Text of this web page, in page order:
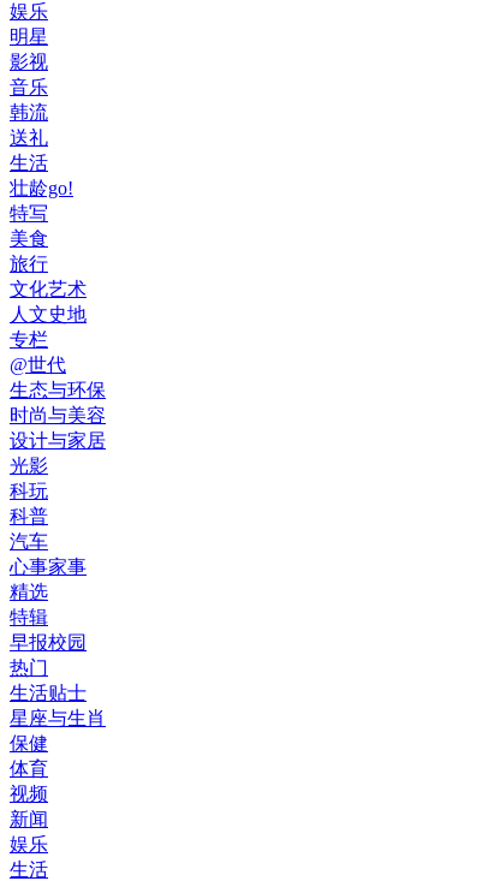
娱乐
明星
影视
音乐
韩流
送礼
生活
壮龄go!
特写
美食
旅行
文化艺术
人文史地
专栏
@世代
生态与环保
时尚与美容
设计与家居
光影
科玩
科普
汽车
心事家事
精选
特辑
早报校园
热门
生活贴士
星座与生肖
保健
体育
视频
新闻
娱乐
生活